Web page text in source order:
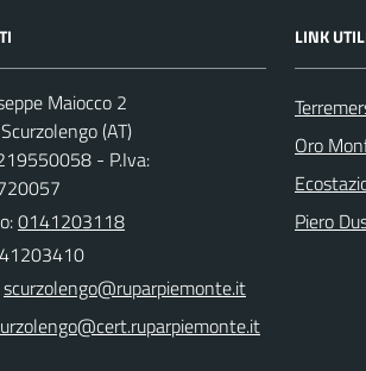
Maiocco 2
(AT)
- P.Iva:
0141203118
LINK
Oro
Piero